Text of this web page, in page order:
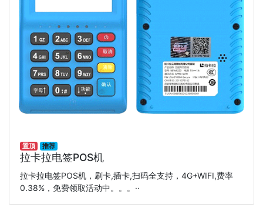
置顶 推荐
拉卡拉电签POS机
拉卡拉电签POS机，刷卡,插卡,扫码全支持，4G+WIFI,费率
0.38%，免费领取活动中。。。··